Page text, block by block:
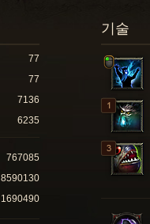
기술
77
77
7136
6235
767085
8590130
1690490